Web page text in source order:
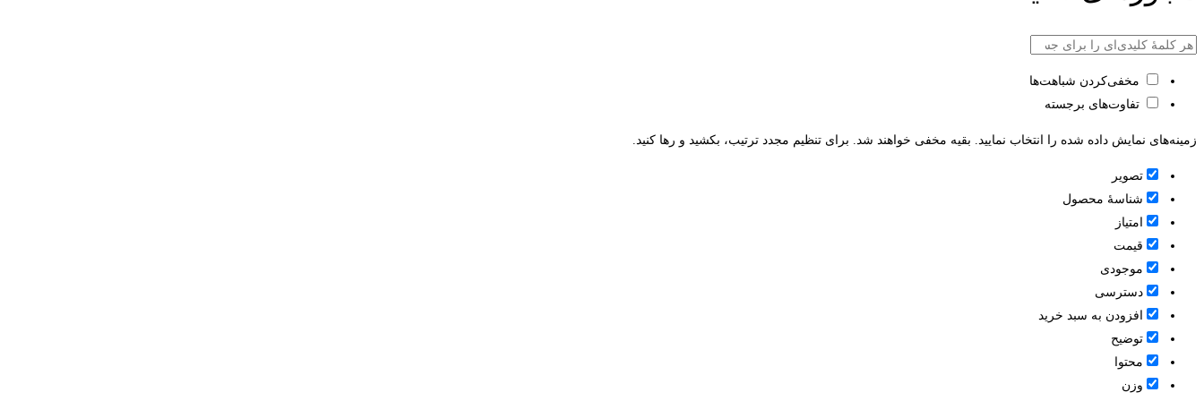
مخفی‌کردن شباهت‌ها
تفاوت‌های برجسته
زمینه‌های نمایش داده شده را انتخاب نمایید. بقیه مخفی خواهند شد. برای تنظیم مجدد ترتیب، بکشید و رها کنید.
تصویر
شناسۀ محصول
امتیاز
قيمت
موجودی
دسترسی
افزودن به سبد خرید
توضیح
محتوا
وزن